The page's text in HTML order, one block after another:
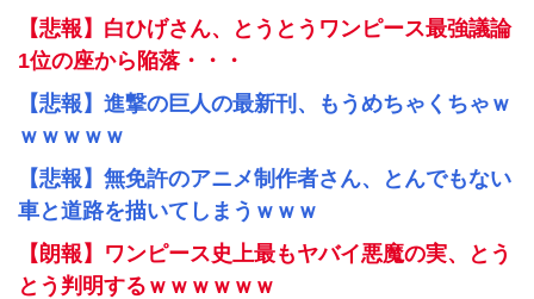
【悲報】白ひげさん、とうとうワンピース最強議論
1位の座から陥落・・・
【悲報】進撃の巨人の最新刊、もうめちゃくちゃｗ
ｗｗｗｗｗ
【悲報】無免許のアニメ制作者さん、とんでもない
車と道路を描いてしまうｗｗｗ
【朗報】ワンピース史上最もヤバイ悪魔の実、とう
とう判明するｗｗｗｗｗｗ